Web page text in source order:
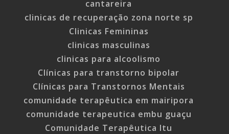
cantareira
clinicas de recuperação zona norte sp
Clinicas Femininas
clinicas masculinas
clinicas para alcoolismo
Clínicas para transtorno bipolar
Clínicas para Transtornos Mentais
comunidade terapêutica em mairipora
comunidade terapeutica embu guaçu
Comunidade Terapêutica Itu